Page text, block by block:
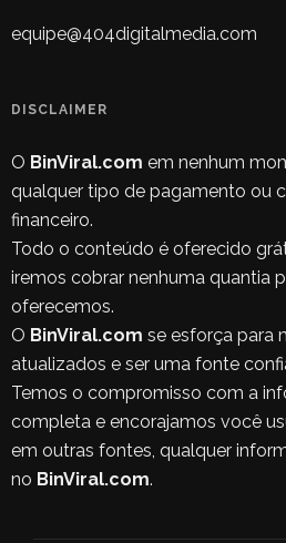
equipe@404digitalmedia.com
DISCLAIMER
O BinViral.com em nenhum
qualquer tipo de pagamento ou
financeiro.
Todo o conteúdo é oferecido
iremos cobrar nenhuma quantia
oferecemos.
O BinViral.com se esforça para
atualizados e ser uma fonte
Temos o compromisso com a
completa e encorajamos você
em outras fontes, qualquer
no BinViral.com.